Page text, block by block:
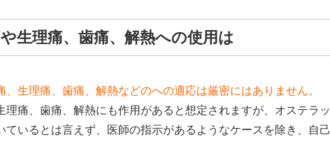
生理痛、歯痛、解熱への使用は
生理痛、歯痛、解熱などのへの適応は厳密にはありません。
痛、歯痛、解熱にも作用があると想定されますが、オステラッ
ているとは言えず、医師の指示があるようなケースを除き、自己